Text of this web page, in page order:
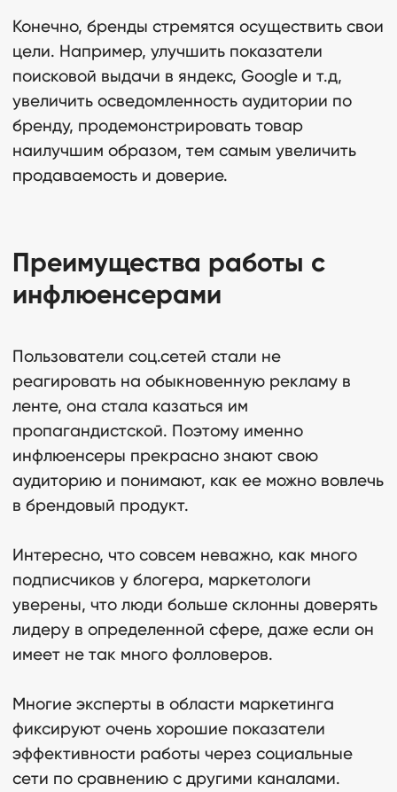
Конечно, бренды стремятся осуществить свои
цели. Например, улучшить показатели
поисковой выдачи в яндекс, Google и т.д,
увеличить осведомленность аудитории по
бренду, продемонстрировать товар
наилучшим образом, тем самым увеличить
продаваемость и доверие.
Преимущества работы с
инфлюенсерами
Пользователи соц.сетей стали не
реагировать на обыкновенную рекламу в
ленте, она стала казаться им
пропагандистской. Поэтому именно
инфлюенсеры прекрасно знают свою
аудиторию и понимают, как ее можно вовлечь
в брендовый продукт.
Интересно, что совсем неважно, как много
подписчиков у блогера, маркетологи
уверены, что люди больше склонны доверять
лидеру в определенной сфере, даже если он
имеет не так много фолловеров.
Многие эксперты в области маркетинга
фиксируют очень хорошие показатели
эффективности работы через социальные
сети по сравнению с другими каналами.